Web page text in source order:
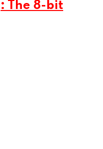
The 8-bit